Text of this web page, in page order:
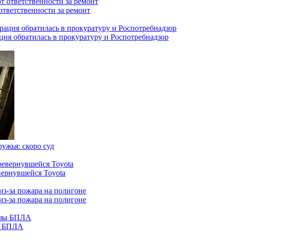
за ремонт
обратилась в прокуратуру и Роспотребнадзор
скоро суд
Toyota
за пожара на полигоне
БПЛА